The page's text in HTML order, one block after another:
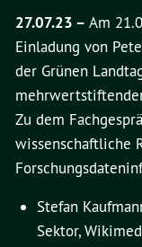
27.07.23 – Am
Einladung von
der Grünen
Zu dem
wissenschaftliche
Stefan
Sektor,